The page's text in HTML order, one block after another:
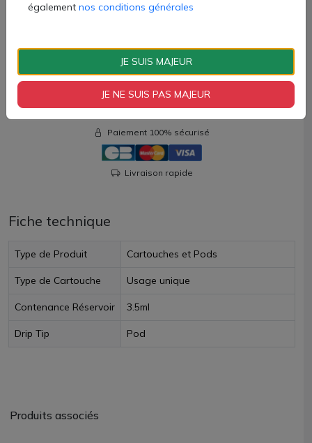
Lot de 2 cartouches compatibles avec le pod Glent.
Quantité
AJOUTER À MON PANIER
Paiement 100% sécurisé
Livraison rapide
Fiche technique
Type de Produit Cartouches et Pods
Type de Cartouche Usage unique
Contenance Réservoir 3.5ml
Drip Tip Pod
Produits associés
également nos conditions générales
JE SUIS MAJEUR
JE NE SUIS PAS MAJEUR